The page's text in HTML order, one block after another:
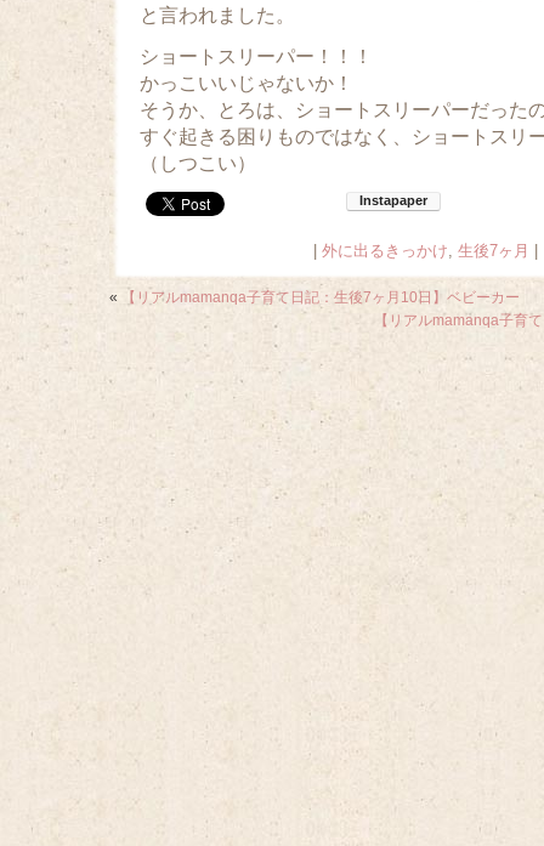
と言われました。
ショートスリーパー！！！
かっこいいじゃないか！
そうか、とろは、ショートスリーパーだった
すぐ起きる困りものではなく、ショートスリ
（しつこい）
外に出るきっかけ, 生後7ヶ月
«
【リアルmamanqa子育て日記：生後7ヶ月10日】ベビーカー
【リアルmamanqa子育